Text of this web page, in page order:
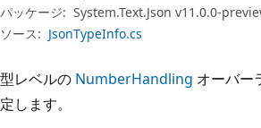
パッケージ: System.Text.Json v11.0.0-
ソース: JsonTypeInfo.cs
型レベルの NumberHandling オーバー
定します。